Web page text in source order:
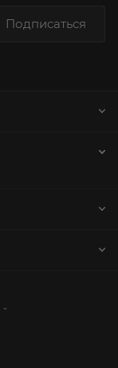
Подписаться